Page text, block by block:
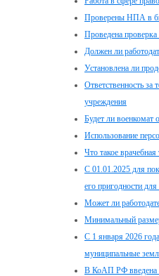
Проверены НПА в
Проведена
Должен ли
Установлена ли
Ответственность за
учреждения
Будет ли военкомат
Использование
Что такое врачебная
С 01.01.2025 для
его пригодности
Может ли
Минимальный
С 1 января 2026
муниципальные
В КоАП РФ введена